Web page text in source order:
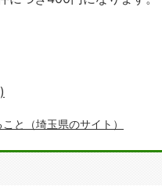
と（埼玉県のサイト）